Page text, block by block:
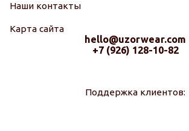
Наши контакты
Карта сайта
hello@uzorwear.com
+7 (926) 128-10-82
Поддержка клиентов: